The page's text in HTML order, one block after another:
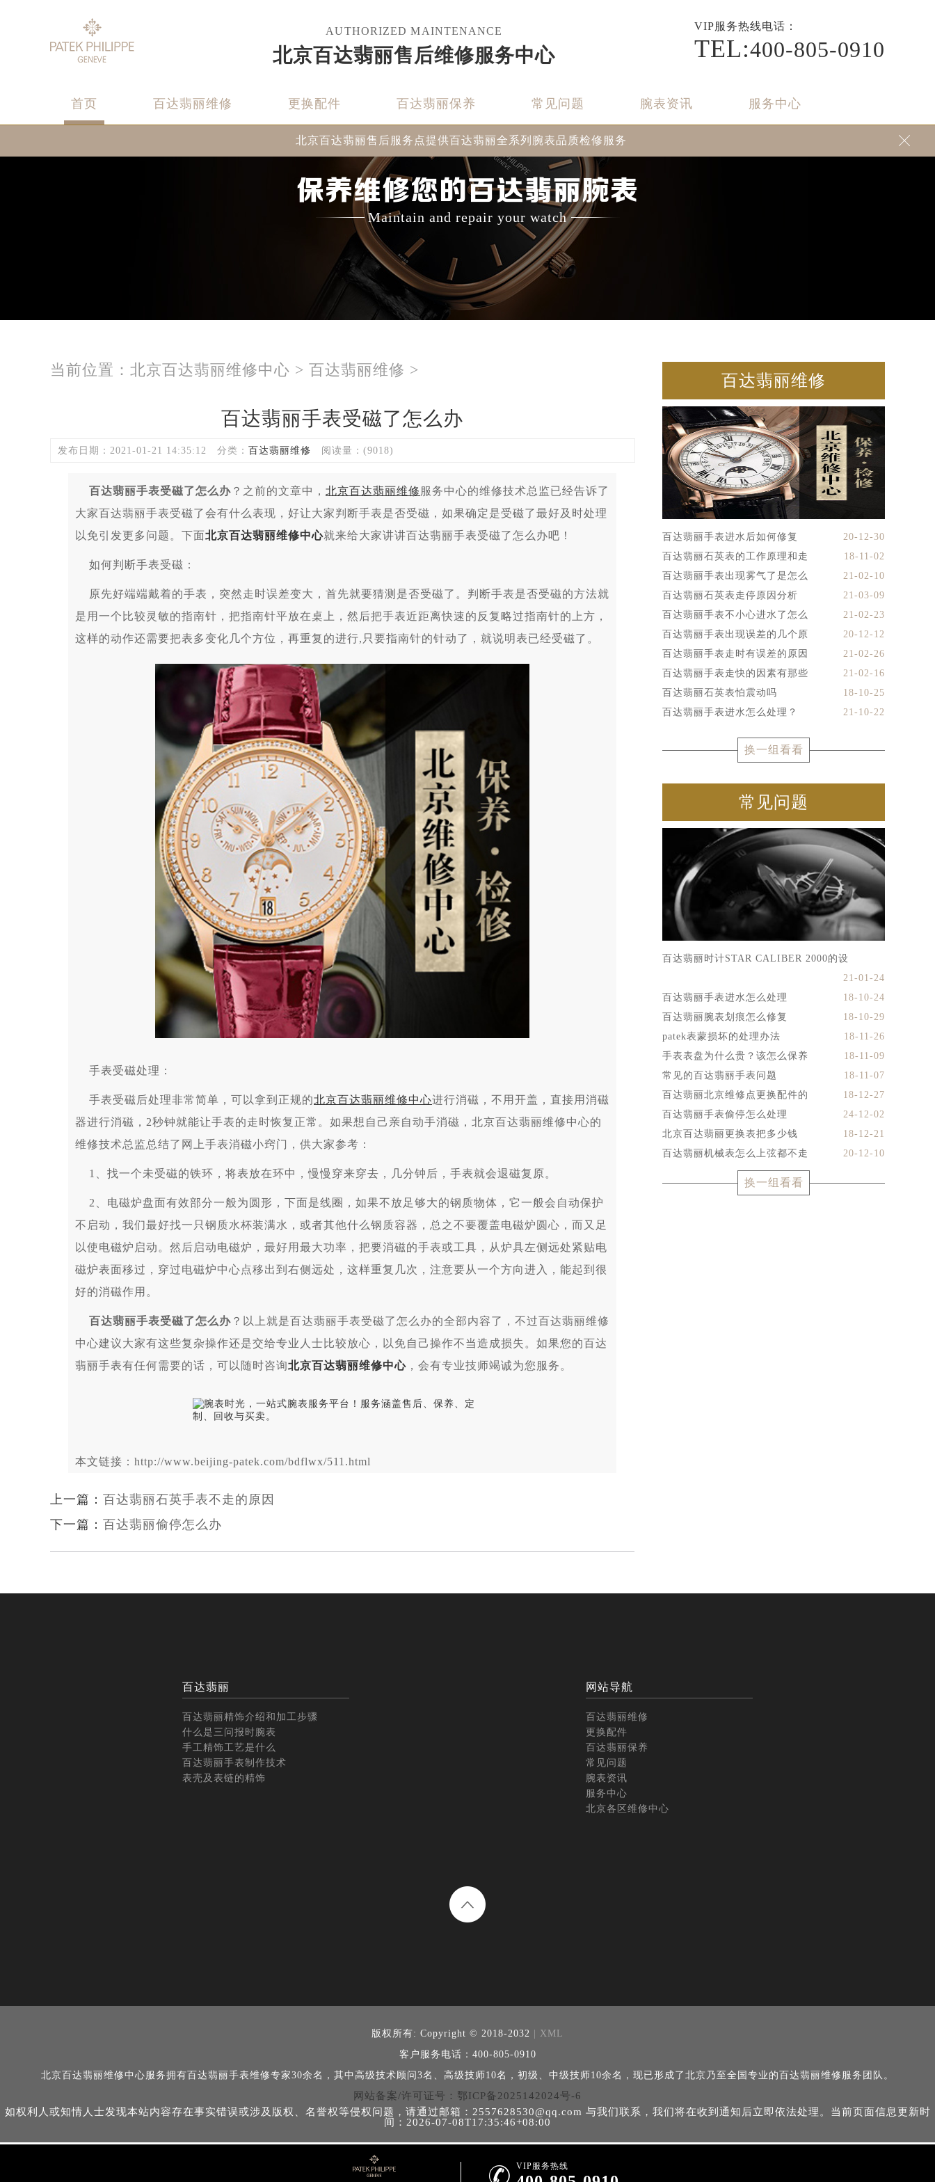
AUTHORIZED MAINTENANCE
北京百达翡丽售后维修服务中心
VIP服务热线电话：
TEL:400-805-0910
首页 百达翡丽维修 更换配件 百达翡丽保养 常见问题 腕表资讯 服务中心
北京百达翡丽售后服务点提供百达翡丽全系列腕表品质检修服务 
保养维修您的百达翡丽腕表
Maintain and repair your watch
当前位置： 北京百达翡丽维修中心 > 百达翡丽维修 >
百达翡丽手表受磁了怎么办
发布日期：2021-01-21 14:35:12 分类： 百达翡丽维修 阅读量：(9018)
百达翡丽手表受磁了怎么办 ？之前的文章中， 北京百达翡丽维修 服务中心的维修技术总监已经告诉了
大家百达翡丽手表受磁了会有什么表现，好让大家判断手表是否受磁，如果确定是受磁了最好及时处理
以免引发更多问题。下面北京百达翡丽维修中心就来给大家讲讲百达翡丽手表受磁了怎么办吧！
如何判断手表受磁：
原先好端端戴着的手表，突然走时误差变大，首先就要猜测是否受磁了。判断手表是否受磁的方法就
是用一个比较灵敏的指南针，把指南针平放在桌上，然后把手表近距离快速的反复略过指南针的上方，
这样的动作还需要把表多变化几个方位，再重复的进行,只要指南针的针动了，就说明表已经受磁了。
手表受磁处理：
手表受磁后处理非常简单，可以拿到正规的北京百达翡丽维修中心进行消磁，不用开盖，直接用消磁
器进行消磁，2秒钟就能让手表的走时恢复正常。如果想自己亲自动手消磁，北京百达翡丽维修中心的
维修技术总监总结了网上手表消磁小窍门，供大家参考：
1、找一个未受磁的铁环，将表放在环中，慢慢穿来穿去，几分钟后，手表就会退磁复原。
2、电磁炉盘面有效部分一般为圆形，下面是线圈，如果不放足够大的钢质物体，它一般会自动保护
不启动，我们最好找一只钢质水杯装满水，或者其他什么钢质容器，总之不要覆盖电磁炉圆心，而又足
以使电磁炉启动。然后启动电磁炉，最好用最大功率，把要消磁的手表或工具，从炉具左侧远处紧贴电
磁炉表面移过，穿过电磁炉中心点移出到右侧远处，这样重复几次，注意要从一个方向进入，能起到很
好的消磁作用。
百达翡丽手表受磁了怎么办 ？以上就是百达翡丽手表受磁了怎么办的全部内容了，不过百达翡丽维修
中心建议大家有这些复杂操作还是交给专业人士比较放心，以免自己操作不当造成损失。如果您的百达
翡丽手表有任何需要的话，可以随时咨询北京百达翡丽维修中心 ，会有专业技师竭诚为您服务。
本文链接：http://www.beijing-patek.com/bdflwx/511.html
上一篇： 百达翡丽石英手表不走的原因
下一篇： 百达翡丽偷停怎么办
百达翡丽维修
百达翡丽手表进水后如何修复
20-12-30
百达翡丽石英表的工作原理和走
18-11-02
百达翡丽手表出现雾气了是怎么
21-02-10
百达翡丽石英表走停原因分析
21-03-09
百达翡丽手表不小心进水了怎么
21-02-23
百达翡丽手表出现误差的几个原
20-12-12
百达翡丽手表走时有误差的原因
21-02-26
百达翡丽手表走快的因素有那些
21-02-16
百达翡丽石英表怕震动吗
18-10-25
百达翡丽手表进水怎么处理？
21-10-22
换一组看看
常见问题
百达翡丽时计STAR CALIBER 2000的设
21-01-24
百达翡丽手表进水怎么处理
18-10-24
百达翡丽腕表划痕怎么修复
18-10-29
patek表蒙损坏的处理办法
18-11-26
手表表盘为什么贵？该怎么保养
18-11-09
常见的百达翡丽手表问题
18-11-07
百达翡丽北京维修点更换配件的
18-12-27
百达翡丽手表偷停怎么处理
24-12-02
北京百达翡丽更换表把多少钱
18-12-21
百达翡丽机械表怎么上弦都不走
20-12-10
换一组看看
百达翡丽
百达翡丽精饰介绍和加工步骤
什么是三问报时腕表
手工精饰工艺是什么
百达翡丽手表制作技术
表壳及表链的精饰
网站导航
百达翡丽维修
更换配件
百达翡丽保养
常见问题
腕表资讯
服务中心
北京各区维修中心
版权所有: Copyright © 2018-2032 | XML
客户服务电话：400-805-0910
北京百达翡丽维修中心服务拥有百达翡丽手表维修专家30余名，其中高级技术顾问3名、高级技师10名，初级、中级技师10余名，现已形成了北京乃至全国专业的百达翡丽维修服务团队。
网站备案/许可证号：鄂ICP备2025142024号-6
如权利人或知情人士发现本站内容存在事实错误或涉及版权、名誉权等侵权问题，请通过邮箱：2557628530@qq.com 与我们联系，我们将在收到通知后立即依法处理。当前页面信息更新时
间：2026-07-08T17:35:46+08:00
 VIP服务热线